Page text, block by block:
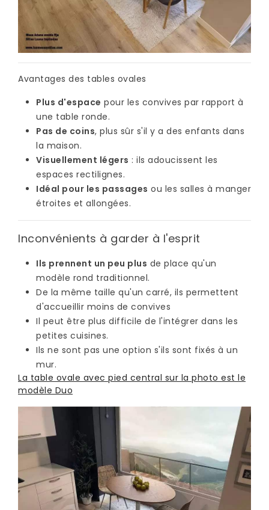
Avantages des tables ovales
Plus d'espace pour les convives par rapport à
une table ronde.
Pas de coins, plus sûr s'il y a des enfants dans
la maison.
Visuellement légers : ils adoucissent les
espaces rectilignes.
Idéal pour les passages ou les salles à manger
étroites et allongées.
Inconvénients à garder à l'esprit
Ils prennent un peu plus de place qu'un
modèle rond traditionnel.
De la même taille qu'un carré, ils permettent
d'accueillir moins de convives
Il peut être plus difficile de l'intégrer dans les
petites cuisines.
Ils ne sont pas une option s'ils sont fixés à un
mur.
La table ovale avec pied central sur la photo est le
modèle Duo